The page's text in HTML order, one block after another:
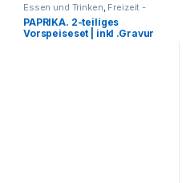
Essen und Trinken, Freizeit -
Reisen - Camping - Outdoor
Geschenkideen,Grillzubehör
Haushalt und Deko,Küche -
Haushalt - Deko
PAPRIKA. 2-teiliges
Vorspeiseset | inkl .Gravur